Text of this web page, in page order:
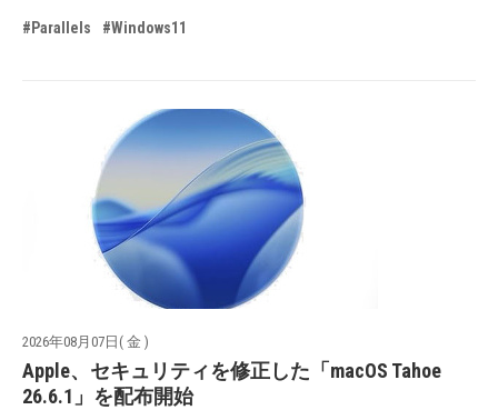
#Parallels #Windows11
2026年08月07日( 金 )
Apple、セキュリティを修正した「macOS Tahoe
26.6.1」を配布開始